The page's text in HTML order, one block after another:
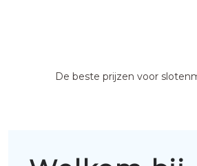
De beste prijzen voor